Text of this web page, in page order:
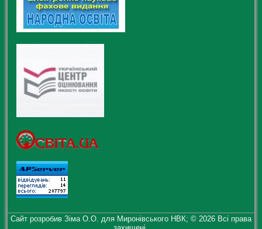
Сайт розробив Зіма О.О. для Миронівського НВК; © 2026 Всі права